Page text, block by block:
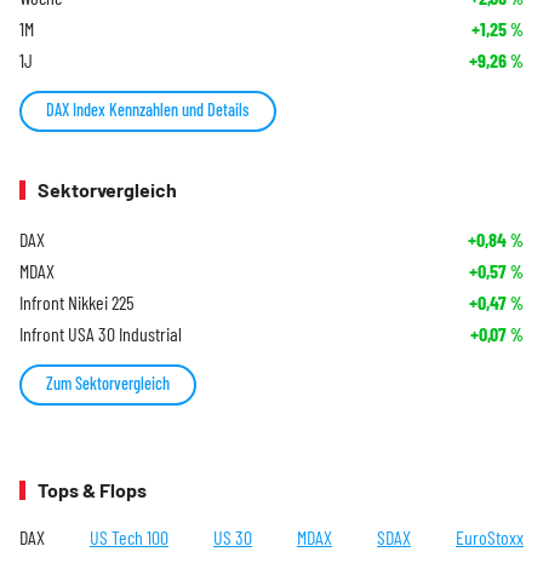
1M +1,25%
1J +9,26%
DAX Index Kennzahlen und Details
Sektorvergleich
DAX +0,84%
MDAX +0,57%
Infront Nikkei 225 +0,47%
Infront USA 30 Industrial +0,07%
Zum Sektorvergleich
Tops & Flops
DAX US Tech 100 US 30 MDAX SDAX EuroStoxx